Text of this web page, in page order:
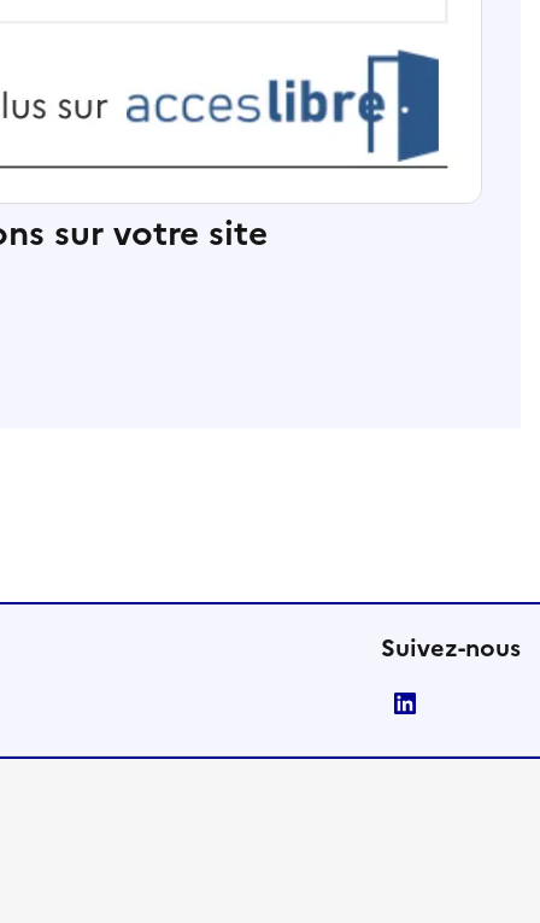
sur votre site
Suivez-nous